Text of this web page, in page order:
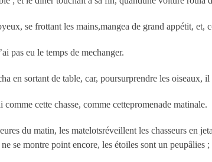
se frottant les mains,mangea de grand appétit,
pas eu le temps de mechanger.
en sortant de table, car, poursurprendre les oiseaux,
comme cette chasse, comme cettepromenade matinale.
du matin, les matelotsréveillent les chasseurs en
se montre point encore, les étoiles sont un